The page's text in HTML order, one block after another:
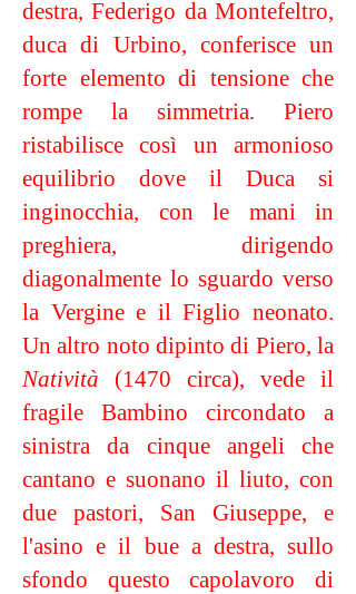
destra, Federigo da Montefeltro,
duca di Urbino, conferisce un
forte elemento di tensione che
rompe la simmetria. Piero
ristabilisce così un armonioso
equilibrio dove il Duca si
inginocchia, con le mani in
preghiera, dirigendo
diagonalmente lo sguardo verso
la Vergine e il Figlio neonato.
Un altro noto dipinto di Piero, la
Natività (1470 circa), vede il
fragile Bambino circondato a
sinistra da cinque angeli che
cantano e suonano il liuto, con
due pastori, San Giuseppe, e
l'asino e il bue a destra, sullo
sfondo questo capolavoro di